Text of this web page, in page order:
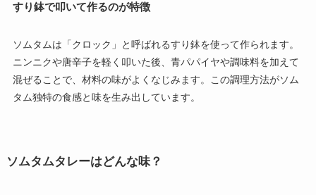
すり鉢で叩いて作るのが特徴
ソムタムは「クロック」と呼ばれるすり鉢を使って作られます。
ニンニクや唐辛子を軽く叩いた後、青パパイヤや調味料を加えて
混ぜることで、材料の味がよくなじみます。この調理方法がソム
タム独特の食感と味を生み出しています。
ソムタムタレーはどんな味？